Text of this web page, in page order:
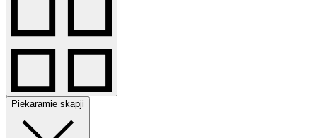
Piekaramie skapji